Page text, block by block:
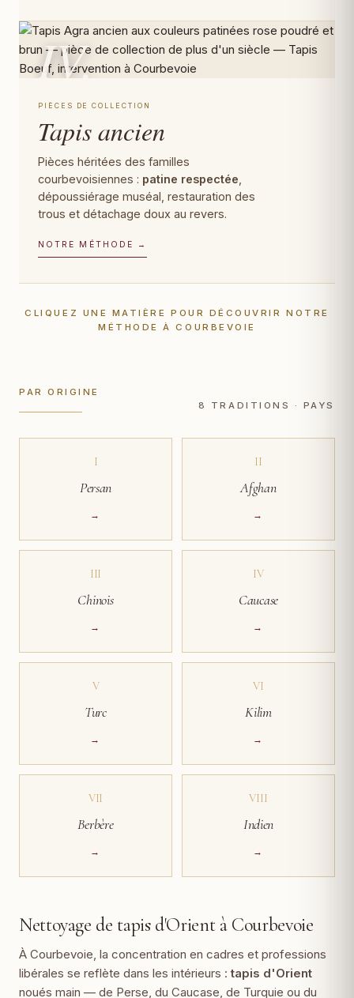
IV.
PIÈCES DE COLLECTION
Tapis ancien
Pièces héritées des familles
courbevoisiennes : patine respectée
dépoussiérage muséal, restauration des
trous et détachage doux au revers.
NOTRE MÉTHODE →
CLIQUEZ UNE MATIÈRE POUR DÉCOUVRIR NOTRE
MÉTHODE À COURBEVOIE
PAR ORIGINE
8 TRADITIONS · PAYS
I
Persan
→
II
Afghan
→
III
Chinois
→
IV
Caucase
→
V
Turc
→
VI
Kilim
→
VII
Berbère
→
VIII
Indien
→
Nettoyage de tapis d'Orient à Courbevoie
À Courbevoie, la concentration en cadres et professions
libérales se reflète dans les intérieurs :tapis d'Orient
noués main — de Perse, du Caucase, de Turquie ou du